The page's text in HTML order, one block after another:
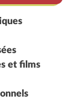
et films